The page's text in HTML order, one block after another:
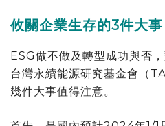
攸關企業生存的3件大事
ESG做不做及轉型成功與否
台灣永續能源研究基金會（
幾件大事值得注意。